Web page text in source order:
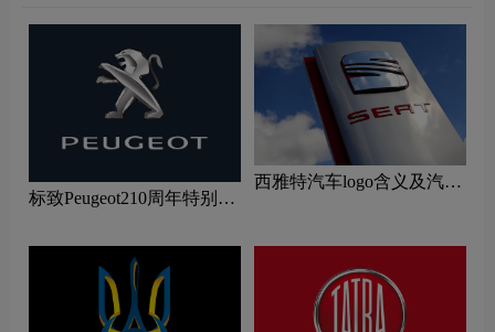
标致Peugeot210周年特别版
西雅特汽车logo含义及汽车